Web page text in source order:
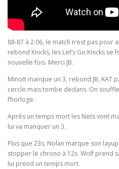
88-87 à 2:06, le match n’est pas
rebond Knicks, les Let’s Go Knicks
nouvelle fois. Merci JB.
Minott manque un 3, rebond JB, KAT
cercle mais tombe dedans. On
l’horloge.
Après un temps mort les Nets vont
lui va manquer un 3.
Plus que 23s, Nolan marque son
stopper le chrono à 12s. Wolf prend
lui prend un temps mort.